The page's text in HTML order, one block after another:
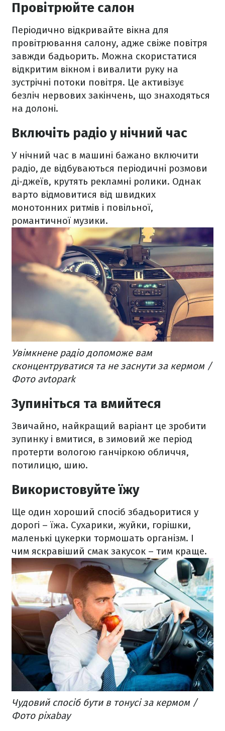
Провітрюйте салон
Періодично відкривайте вікна для
провітрювання салону, адже свіже повітря
завжди бадьорить. Можна скористатися
відкритим вікном і вивалити руку на
зустрічні потоки повітря. Це активізує
безліч нервових закінчень, що знаходяться
на долоні.
Включіть радіо у нічний час
У нічний час в машині бажано включити
радіо, де відбуваються періодичні розмови
ді-джеїв, крутять рекламні ролики. Однак
варто відмовитися від швидких
монотонних ритмів і повільної,
романтичної музики.
Увімкнене радіо допоможе вам
сконцентруватися та не заснути за кермом /
Фото avtopark
Зупиніться та вмийтеся
Звичайно, найкращий варіант це зробити
зупинку і вмитися, в зимовий же період
протерти вологою ганчіркою обличчя,
потилицю, шию.
Використовуйте їжу
Ще один хороший спосіб збадьоритися у
дорогі – їжа. Сухарики, жуйки, горішки,
маленькі цукерки тормошать організм. І
чим яскравіший смак закусок – тим краще.
Чудовий спосіб бути в тонусі за кермом /
Фото pixabay